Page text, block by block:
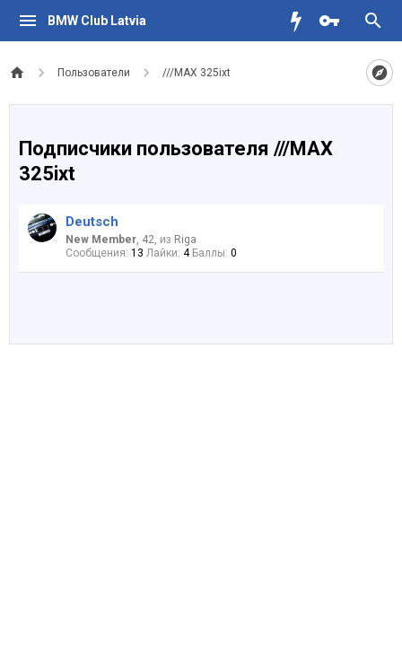
BMW Club Latvia
Пользователи ///MAX 325ixt
Подписчики пользователя ///MAX
325ixt
Deutsch
New Member, 42, из Riga
Сообщения: 13 Лайки: 4 Баллы: 0